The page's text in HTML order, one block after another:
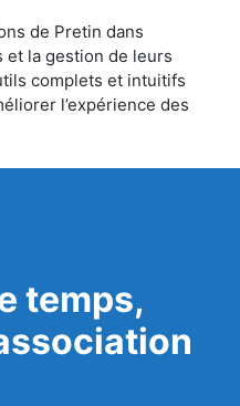
de Pretin dans
et la gestion de leurs
complets et intuitifs
l’expérience des
temps,